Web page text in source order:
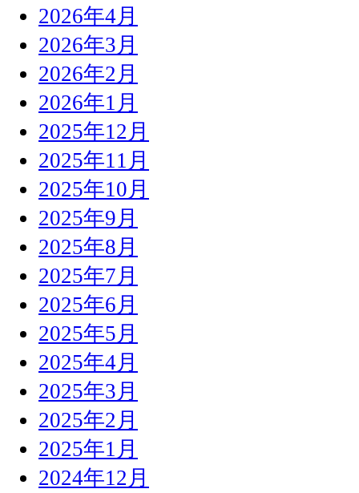
2026年4月
2026年3月
2026年2月
2026年1月
2025年12月
2025年11月
2025年10月
2025年9月
2025年8月
2025年7月
2025年6月
2025年5月
2025年4月
2025年3月
2025年2月
2025年1月
2024年12月